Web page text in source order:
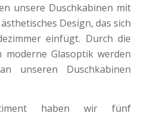
unsere Duschkabinen mit
Design, das sich
einfügt. Durch die
moderne Glasoptik werden
unseren Duschkabinen
haben wir fünf